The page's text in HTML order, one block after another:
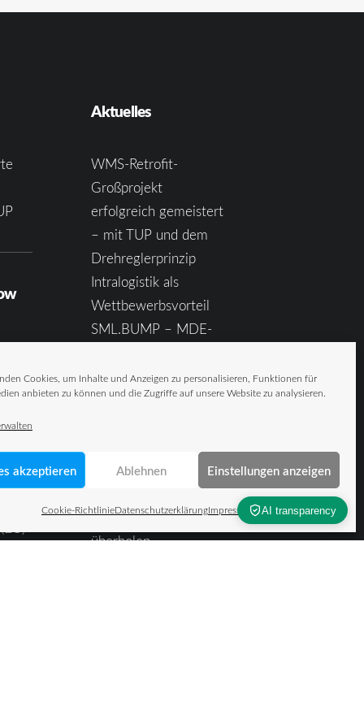
Cookies, um Inhalte und Anzeigen zu personalisieren, Funktionen für
anbieten zu können und die Zugriffe auf unsere Website zu analysieren.
akzeptieren Ablehnen Einstellungen anzeigen
Cookie-RichtlinieDatenschutzerklärungImpressum
Aktuelles
WMS-Retrofit-
Großprojekt
erfolgreich gemeistert
– mit TUP und dem
Drehreglerprinzip
Intralogistik als
Wettbewerbsvorteil
SML.BUMP – MDE-
wie kontaktloses
Bezahlen
Daten die
Wettbewerbsfaktor
überholen